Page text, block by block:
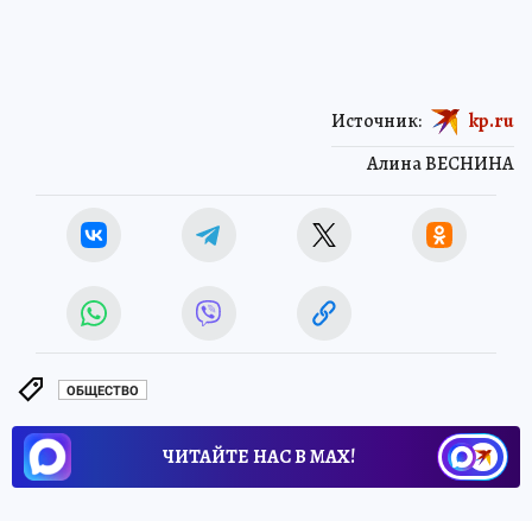
Алина ВЕСНИНА
Источник: kp.ru
ОБЩЕСТВО
ЧИТАЙТЕ НАС В МАХ!